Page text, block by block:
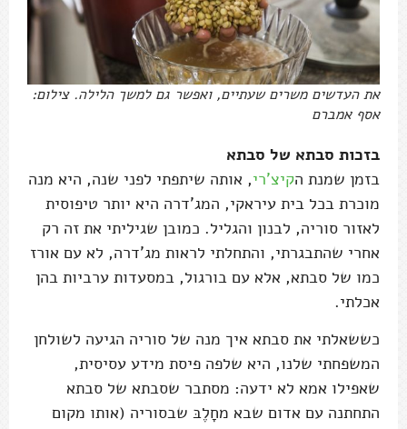
את העדשים משרים שעתיים, ואפשר גם למשך הלילה. צילום:
אסף אמברם
בזכות סבתא של סבתא
בזמן שמנת הקיצ'רי, אותה שיתפתי לפני שנה, היא מנה
מוכרת בכל בית עיראקי, המג'דרה היא יותר טיפוסית
לאזור סוריה, לבנון והגליל. כמובן שגיליתי את זה רק
אחרי שהתבגרתי, והתחלתי לראות מג'דרה, לא עם אורז
כמו של סבתא, אלא עם בורגול, במסעדות ערביות בהן
אכלתי.
כששאלתי את סבתא איך מנה של סוריה הגיעה לשולחן
המשפחתי שלנו, היא שלפה פיסת מידע עסיסית,
שאפילו אמא לא ידעה: מסתבר שסבתא של סבתא
התחתנה עם אדום שבא מחָלֶבּ שבסוריה (אותו מקום